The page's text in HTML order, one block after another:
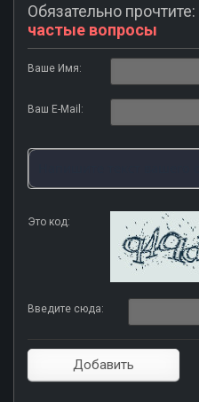
Обязательно прочтите:
частые вопросы
Ваше Имя:
Ваш E-Mail:
Это код:
Введите сюда: